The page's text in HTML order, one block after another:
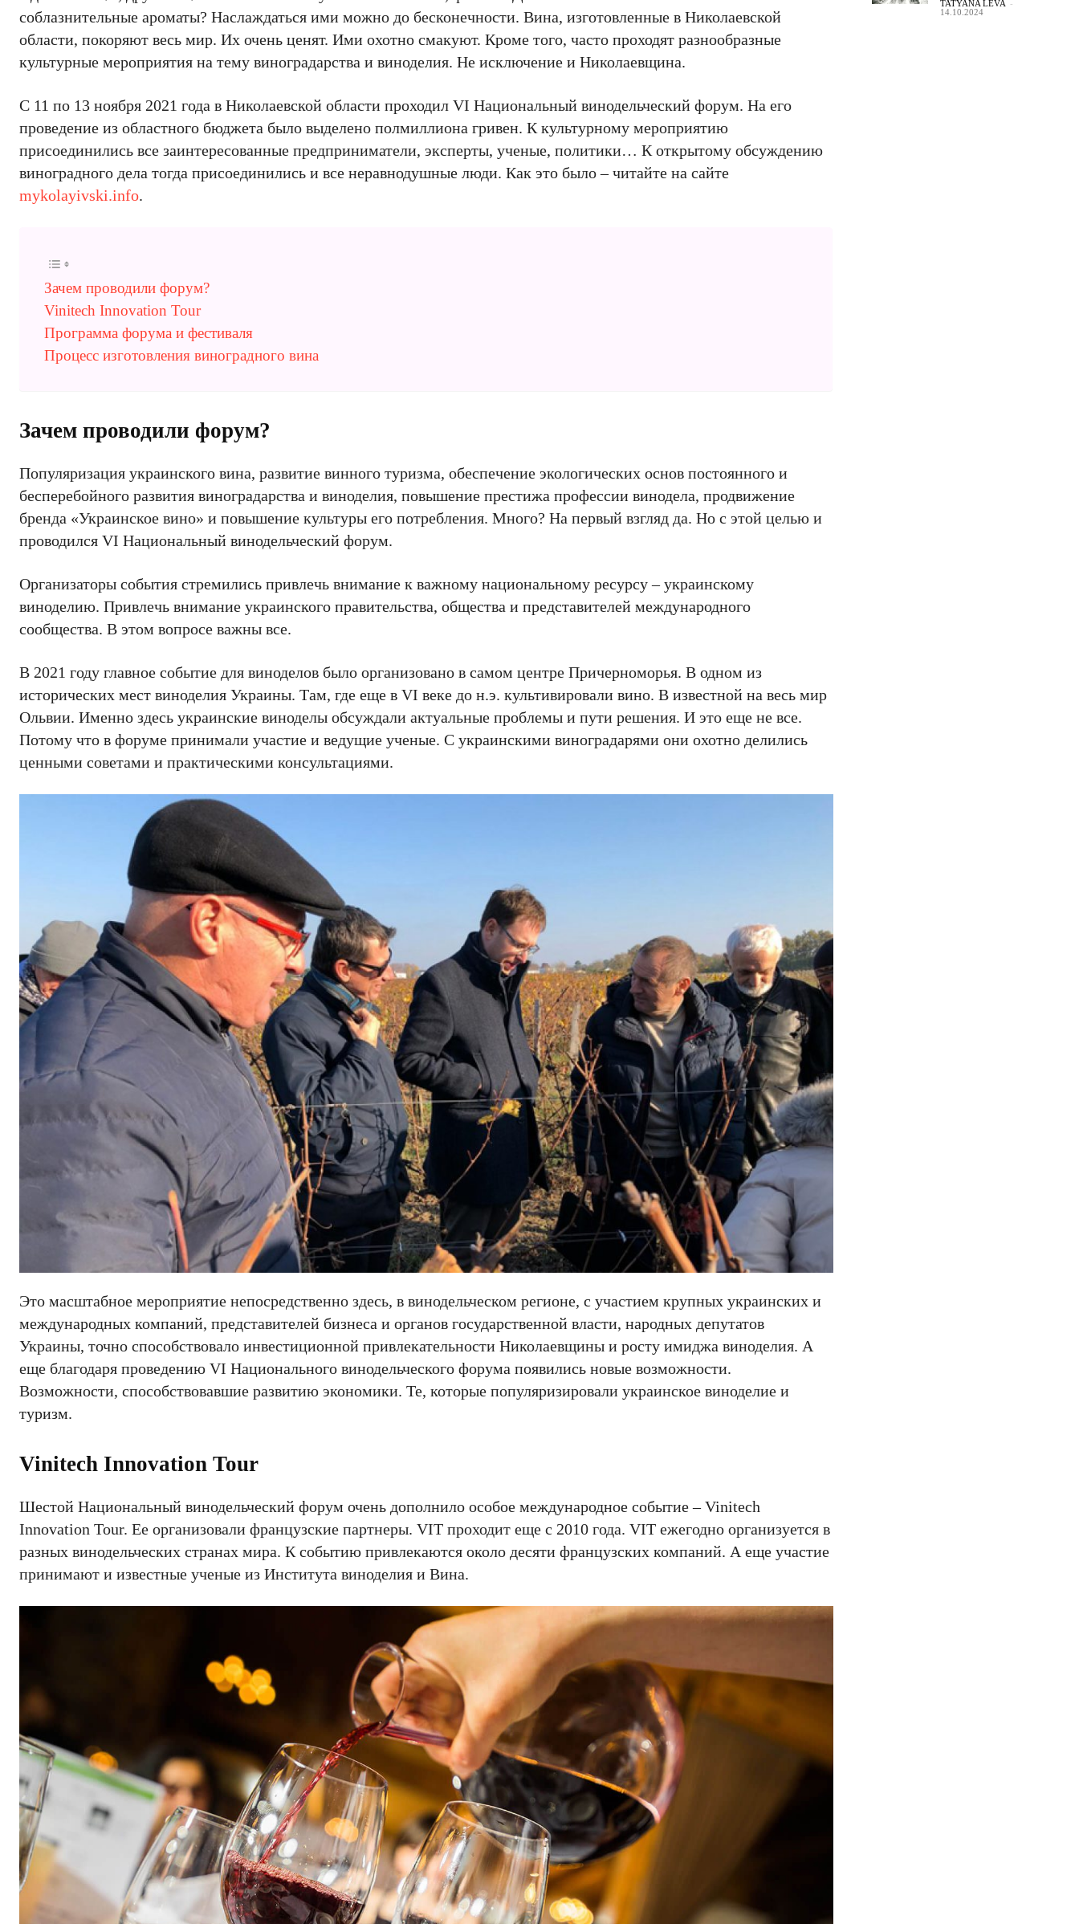
соблазнительные ароматы? Наслаждаться ими можно до бесконечности. Вина, изготовленные в Николаевской
области, покоряют весь мир. Их очень ценят. Ими охотно смакуют. Кроме того, часто проходят разнообразные
культурные мероприятия на тему виноградарства и виноделия. Не исключение и Николаевщина.
С 11 по 13 ноября 2021 года в Николаевской области проходил VI Национальный винодельческий форум. На его
проведение из областного бюджета было выделено полмиллиона гривен. К культурному мероприятию
присоединились все заинтересованные предприниматели, эксперты, ученые, политики… К открытому обсуждению
виноградного дела тогда присоединились и все неравнодушные люди. Как это было – читайте на сайте
mykolayivski.info.
Зачем проводили форум?
Vinitech Innovation Tour
Программа форума и фестиваля
Процесс изготовления виноградного вина
Зачем проводили форум?
Популяризация украинского вина, развитие винного туризма, обеспечение экологических основ постоянного и
бесперебойного развития виноградарства и виноделия, повышение престижа профессии винодела, продвижение
бренда «Украинское вино» и повышение культуры его потребления. Много? На первый взгляд да. Но с этой целью и
проводился VI Национальный винодельческий форум.
Организаторы события стремились привлечь внимание к важному национальному ресурсу – украинскому
виноделию. Привлечь внимание украинского правительства, общества и представителей международного
сообщества. В этом вопросе важны все.
В 2021 году главное событие для виноделов было организовано в самом центре Причерноморья. В одном из
исторических мест виноделия Украины. Там, где еще в VI веке до н.э. культивировали вино. В известной на весь мир
Ольвии. Именно здесь украинские виноделы обсуждали актуальные проблемы и пути решения. И это еще не все.
Потому что в форуме принимали участие и ведущие ученые. С украинскими виноградарями они охотно делились
ценными советами и практическими консультациями.
Это масштабное мероприятие непосредственно здесь, в винодельческом регионе, с участием крупных украинских и
международных компаний, представителей бизнеса и органов государственной власти, народных депутатов
Украины, точно способствовало инвестиционной привлекательности Николаевщины и росту имиджа виноделия. А
еще благодаря проведению VI Национального винодельческого форума появились новые возможности.
Возможности, способствовавшие развитию экономики. Те, которые популяризировали украинское виноделие и
туризм.
Vinitech Innovation Tour
Шестой Национальный винодельческий форум очень дополнило особое международное событие – Vinitech
Innovation Tour. Ее организовали французские партнеры. VIT проходит еще с 2010 года. VIT ежегодно организуется в
разных винодельческих странах мира. К событию привлекаются около десяти французских компаний. А еще участие
принимают и известные ученые из Института виноделия и Вина.
TATYANA LEVA -
14.10.2024